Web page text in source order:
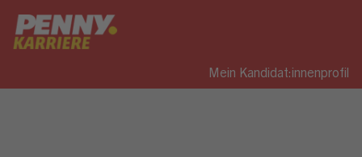
Mein Kandidat:innenprofil